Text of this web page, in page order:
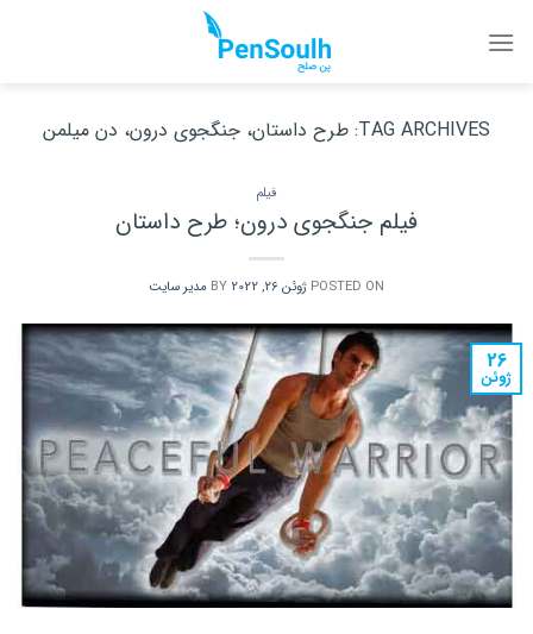
TAG ARCHIVES: طرح داستان، جنگجوی درون، دن میلمن
فیلم
فیلم جنگجوی درون؛ طرح داستان
POSTED ON ژوئن 26, 2022 مدیر سایت
26
ژوئن